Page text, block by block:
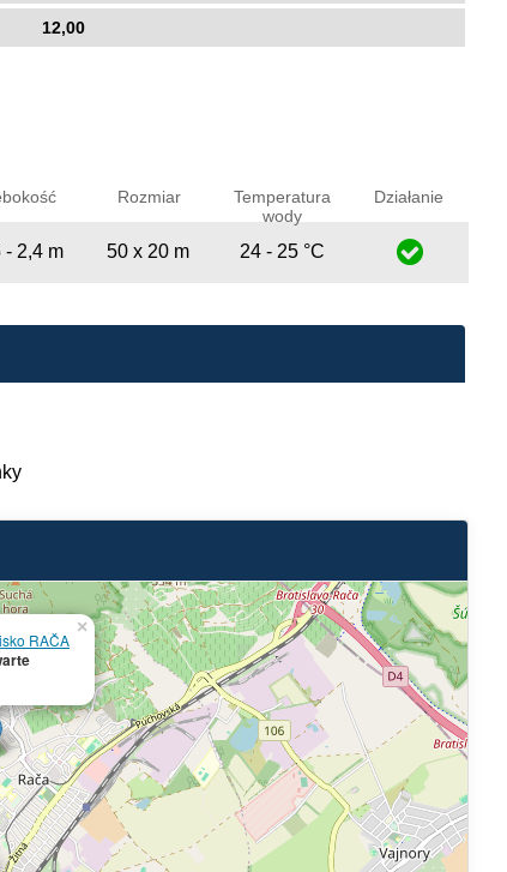
12,00
Rozmiar
Temperatura
wody
Działanie
- 2,4 m 50 x 20 m 24 - 25 °C
RAČA
×